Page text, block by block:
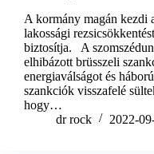
A kormány magán kezdi
lakossági
biztosítja. A
elhibázott brüsszeli
energiaválságot és
szankciók visszafelé
hogy…
dr rock
2022-